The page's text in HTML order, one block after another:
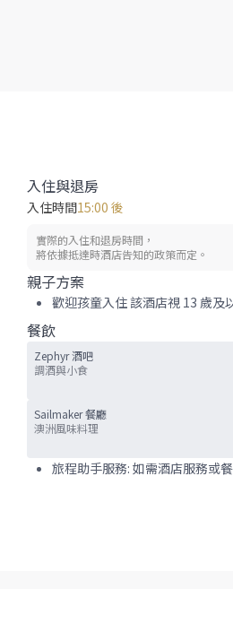
入住與退房
入住時間15:00 後
實際的入住和退房時間，
將依據抵達時酒店告知的政策而定。
親子方案
歡迎孩童入住 該酒店視 13 歲及
餐飲
Zephyr 酒吧
調酒與小食
Sailmaker 餐廳
澳洲風味料理
旅程助手服務: 如需酒店服務或